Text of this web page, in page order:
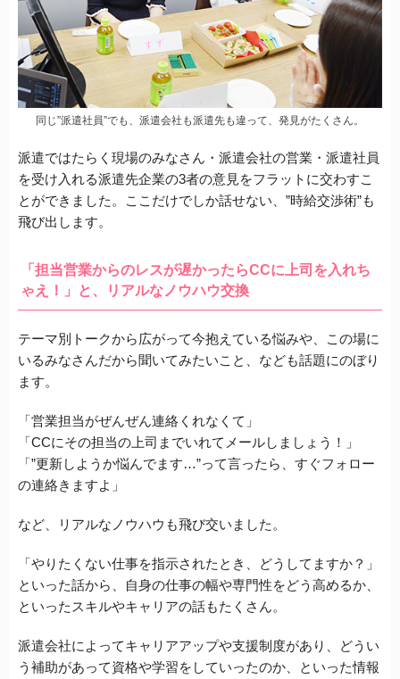
同じ”派遣社員”でも、派遣会社も派遣先も違って、発見がたくさん。
派遣ではたらく現場のみなさん・派遣会社の営業・派遣社員
を受け入れる派遣先企業の3者の意見をフラットに交わすこ
とができました。ここだけでしか話せない、”時給交渉術”も
飛び出します。
「担当営業からのレスが遅かったらCCに上司を入れち
ゃえ！」と、リアルなノウハウ交換
テーマ別トークから広がって今抱えている悩みや、この場に
いるみなさんだから聞いてみたいこと、なども話題にのぼり
ます。
「営業担当がぜんぜん連絡くれなくて」
「CCにその担当の上司までいれてメールしましょう！」
「”更新しようか悩んでます…”って言ったら、すぐフォロー
の連絡きますよ」
など、リアルなノウハウも飛び交いました。
「やりたくない仕事を指示されたとき、どうしてますか？」
といった話から、自身の仕事の幅や専門性をどう高めるか、
といったスキルやキャリアの話もたくさん。
派遣会社によってキャリアアップや支援制度があり、どうい
う補助があって資格や学習をしていったのか、といった情報